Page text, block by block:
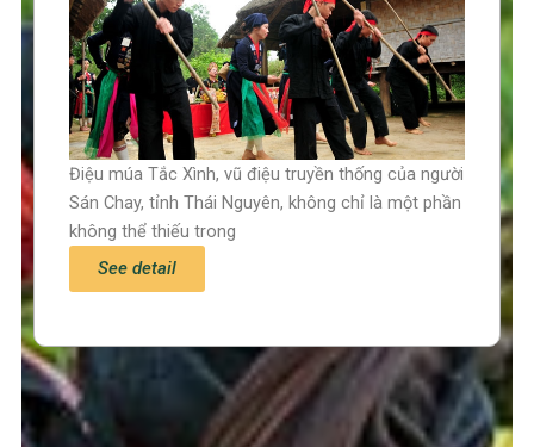
Trang chủ
Tin tức – Sự kiện
Điệu múa Tắc Xình, vũ điệu truyền thống của người
Sán Chay, tỉnh Thái Nguyên, không chỉ là một phần
không thể thiếu trong
See detail